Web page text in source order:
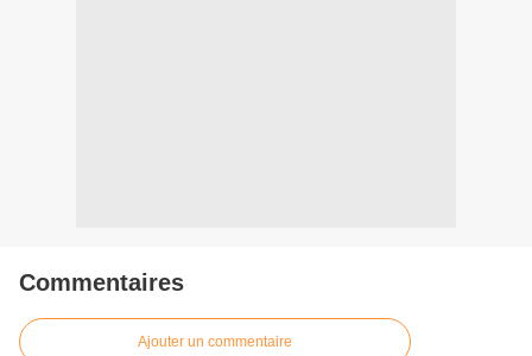
Commentaires
Ajouter un commentaire